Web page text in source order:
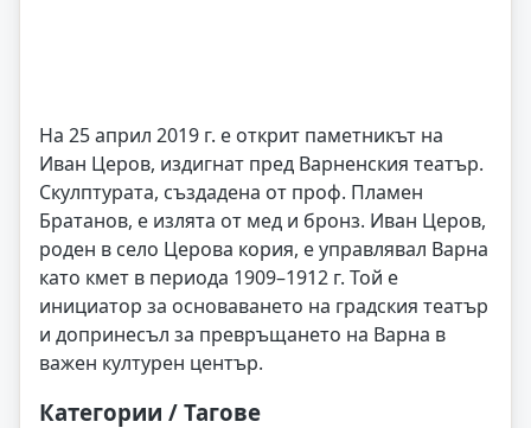
На 25 април 2019 г. е открит паметникът на
Иван Церов, издигнат пред Варненския театър.
Скулптурата, създадена от проф. Пламен
Братанов, е излята от мед и бронз. Иван Церов,
роден в село Церова кория, е управлявал Варна
като кмет в периода 1909–1912 г. Той е
инициатор за основаването на градския театър
и допринесъл за превръщането на Варна в
важен културен център.
Категории / Тагове